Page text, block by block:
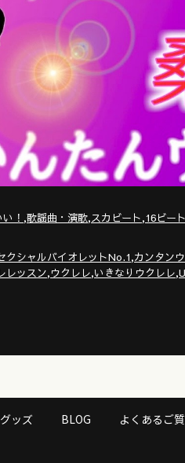
！ ,歌謡曲・演歌,スカビート,16ビート
クシャルバイオレットNo.1,カンタン
レッスン,ウクレレ,いきなりウクレレ,
グッズ BLOG よくあるご